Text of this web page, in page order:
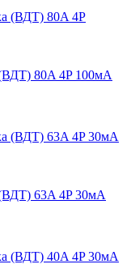
80A 4P 100мА
63A 4P 30мА